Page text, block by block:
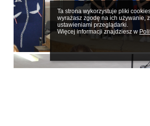
Ta strona wykorzystuje pliki
wyrażasz zgodę na ich używanie,
ustawieniami przeglądarki.
Więcej informacji znajdziesz w